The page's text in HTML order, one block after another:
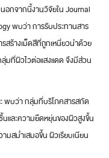
อกจากนี้งานวิจัยใน Journal
พบว่า การรับประทานสาร
ร้างเม็ดสีที่ถูกเหนี่ยวนำด้วย
มที่ผิวไวต่อแสงแดด จึงมีส่วน
พบว่า กลุ่มที่บริโภคสารสกัด
และความยืดหยุ่นของผิวสูงขึ้น
มสม่ำเสมอขึ้น ผิวเรียบเนียน